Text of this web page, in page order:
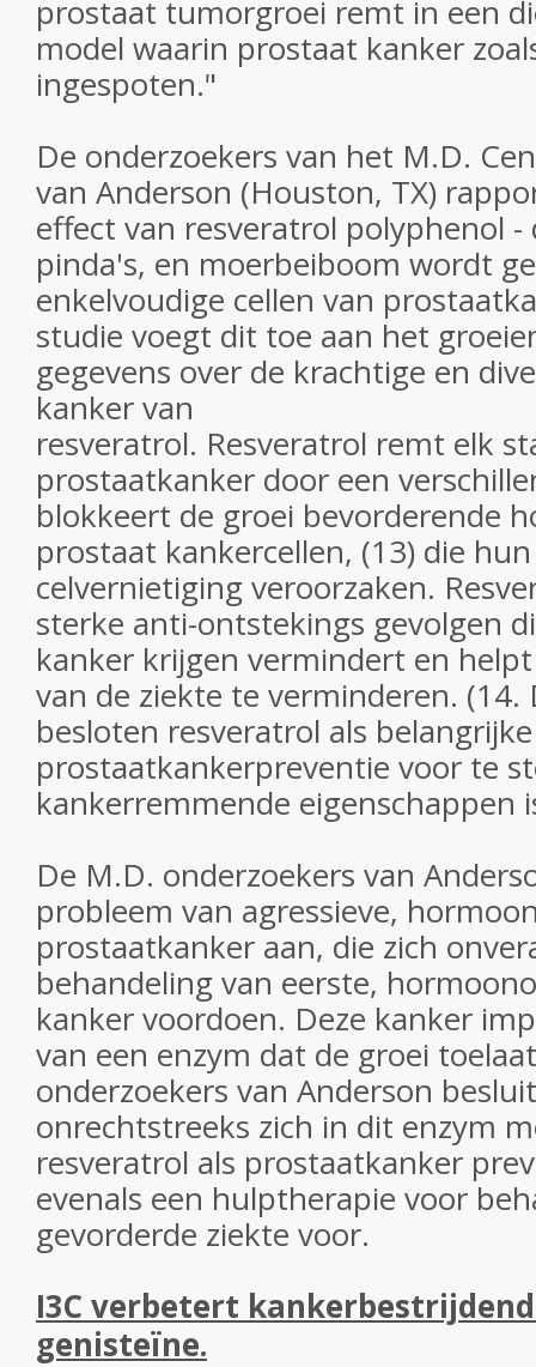
prostaat tumorgroei remt in een
model waarin prostaat kanker
ingespoten."
De onderzoekers van het M.D.
van Anderson (Houston, TX)
effect van resveratrol polyphenol
pinda's, en moerbeiboom wordt
enkelvoudige cellen van
studie voegt dit toe aan het
gegevens over de krachtige en
kanker van
resveratrol. Resveratrol remt elk
prostaatkanker door een
blokkeert de groei bevorderende
prostaat kankercellen, (13) die
celvernietiging veroorzaken.
sterke anti-ontstekings gevolgen
kanker krijgen vermindert en
van de ziekte te verminderen. (14.
besloten resveratrol als
prostaatkankerpreventie voor te
kankerremmende eigenschappen
De M.D. onderzoekers van
probleem van agressieve,
prostaatkanker aan, die zich
behandeling van eerste,
kanker voordoen. Deze kanker
van een enzym dat de groei
onderzoekers van Anderson
onrechtstreeks zich in dit enzym
resveratrol als prostaatkanker
evenals een hulptherapie voor
gevorderde ziekte voor.
I3C verbetert
genisteïne.